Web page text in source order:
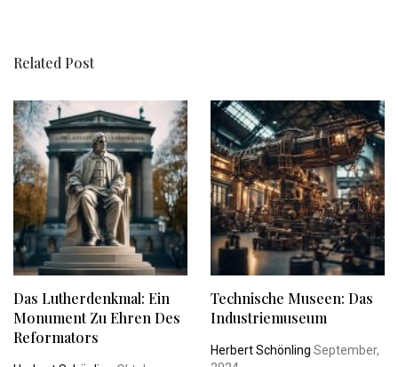
Related Post
Das Lutherdenkmal: Ein
Monument Zu Ehren Des
Reformators
Technische Museen: Das
Industriemuseum
Herbert Schönling September,